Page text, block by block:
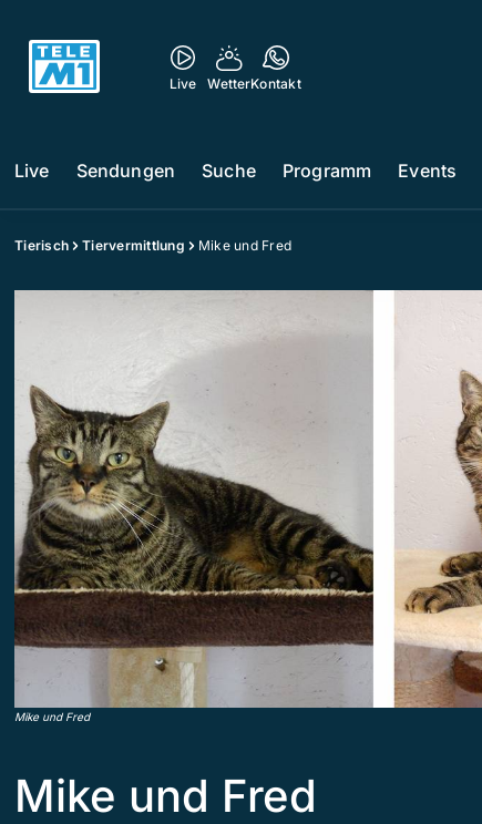
Live WetterKontakt
Live Sendungen Suche Programm Events
Tierisch Tiervermittlung Mike und Fred
Mike und Fred
Mike und Fred